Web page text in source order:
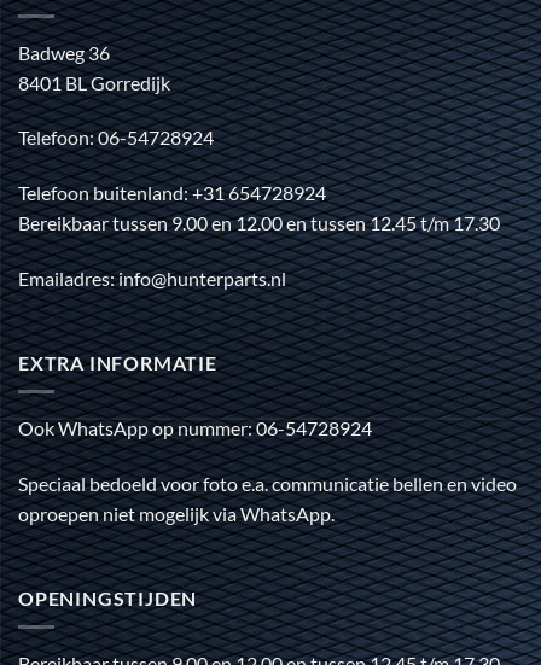
Badweg 36
8401 BL Gorredijk
Telefoon: 06-54728924
Telefoon buitenland: +31 654728924
Bereikbaar tussen 9.00 en 12.00 en tussen 12.45 t/m 17.30
Emailadres: info@hunterparts.nl
EXTRA INFORMATIE
Ook WhatsApp op nummer: 06-54728924
Speciaal bedoeld voor foto e.a. communicatie bellen en video
oproepen niet mogelijk via WhatsApp.
OPENINGSTIJDEN